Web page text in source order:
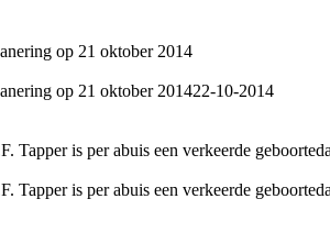
op 21 oktober 2014
op 21 oktober 201422-10-2014
Tapper is per abuis een verkeerde
Tapper is per abuis een verkeerde